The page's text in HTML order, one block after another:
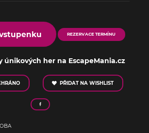
REZERVACE TERMÍNU
únikových her na EscapeMania.cz
PŘIDAT NA WISHLIST